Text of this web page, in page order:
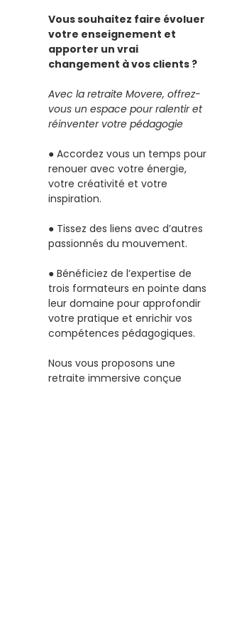
Vous souhaitez faire évoluer
votre enseignement et
apporter un vrai
changement à vos clients ?
Avec la retraite Movere, offrez-
vous un espace pour ralentir et
réinventer votre pédagogie
● Accordez vous un temps pour
renouer avec votre énergie,
votre créativité et votre
inspiration.
● Tissez des liens avec d’autres
passionnés du mouvement.
● Bénéficiez de l’expertise de
trois formateurs en pointe dans
leur domaine pour approfondir
votre pratique et enrichir vos
compétences pédagogiques.
Nous vous proposons une
retraite immersive conçue